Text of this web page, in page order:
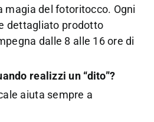
magia del fotoritocco. Ogni
dettagliato prodotto
dalle 8 alle 16 ore di
realizzi un “dito”?
aiuta sempre a